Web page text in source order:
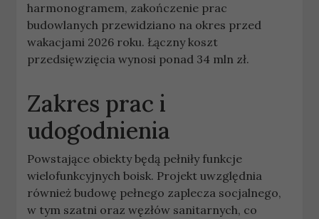
harmonogramem, zakończenie prac
budowlanych przewidziano na okres przed
wakacjami 2026 roku. Łączny koszt
przedsięwzięcia wynosi ponad 34 mln zł.
Zakres prac i
udogodnienia
Powstające obiekty będą pełniły funkcje
wielofunkcyjnych boisk. Projekt uwzględnia
również budowę pełnego zaplecza socjalnego,
w tym szatni oraz węzłów sanitarnych, co